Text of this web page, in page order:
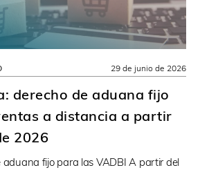
derecho de aduana fijo
a distancia a partir
2026
aduana fijo para las VADBI A partir del
29 de junio de 2026